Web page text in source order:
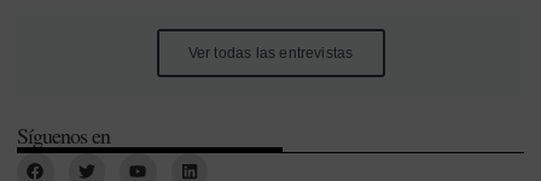
Ver todas las entrevistas
Síguenos en